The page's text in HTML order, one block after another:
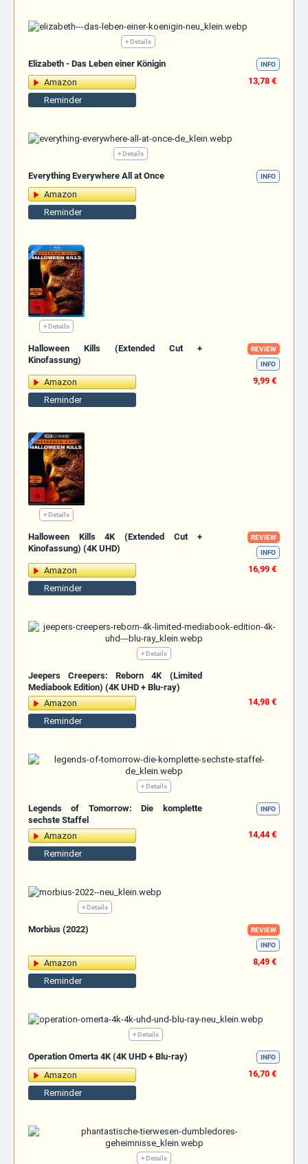
+ Details
Elizabeth - Das Leben einer Königin INFO
Amazon
13,78 €
Reminder
+ Details
Everything Everywhere All at Once INFO
Amazon
Reminder
+ Details
Halloween Kills (Extended Cut +
Kinofassung)
REVIEW
INFO
Amazon
9,99 €
Reminder
+ Details
Halloween Kills 4K (Extended Cut +
Kinofassung) (4K UHD)
REVIEW
INFO
Amazon
16,99 €
Reminder
+ Details
Jeepers Creepers: Reborn 4K (Limited
Mediabook Edition) (4K UHD + Blu-ray)
Amazon
14,98 €
Reminder
+ Details
Legends of Tomorrow: Die komplette
sechste Staffel
INFO
Amazon
14,44 €
Reminder
+ Details
Morbius (2022)
REVIEW
INFO
Amazon
8,49 €
Reminder
+ Details
Operation Omerta 4K (4K UHD + Blu-ray) INFO
Amazon
16,70 €
Reminder
+ Details